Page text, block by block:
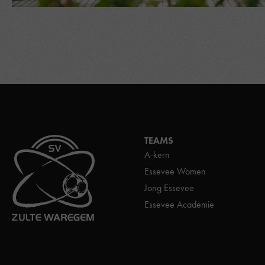
TEAMS
A-kern
Essevee Women
Jong Essevee
Essevee Academie